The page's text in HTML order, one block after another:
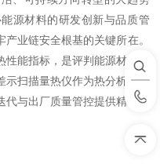
源材料的研发创新与品质管
业链安全根基的关键所在。
能指标，是评判能源材料使
示扫描量热仪作为热分析领域
与出厂质量管控提供精准、